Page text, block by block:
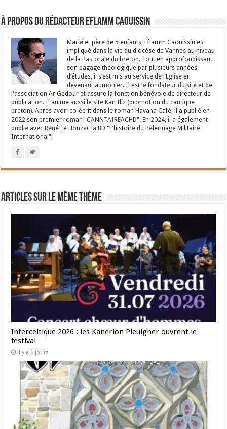
À propos du rédacteur Eflamm Caouissin
Marié et père de 5 enfants, Eflamm Caouissin est
impliqué dans la vie du diocèse de Vannes au niveau
de la Pastorale du breton. Tout en approfondissant
son bagage théologique par plusieurs années
d’études, il s’est mis au service de l’Eglise en
devenant aumônier. Il est le fondateur du site et de
l'association Ar Gedour et assure la fonction bénévole de directeur de
publication. Il anime aussi le site Kan Iliz (promotion du cantique
breton). Après avoir co-écrit dans le roman Havana Café, il a publié en
2022 son premier roman "CANNTAIREACHD". En 2024, il a également
publié avec René Le Honzec la BD "L'histoire du Pèlerinage Militaire
International".
Articles sur le même thème
Interceltique 2026 : les Kanerion Pleuigner ouvrent le
festival
il y a 6 jours